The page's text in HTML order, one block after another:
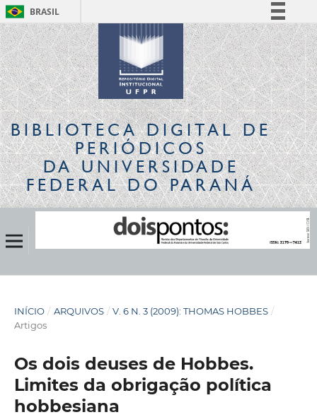
BRASIL
Simplifique!
Comunica BR
Participe
Acesso à informação
Legislação
Canais
BIBLIOTECA DIGITALDE
PERIÓDICOS
DA UNIVERSIDADE
FEDERAL DO PARANÁ
INÍCIO / ARQUIVOS / V. 6 N. 3 (2009): THOMAS HOBBES /
Artigos
Os dois deuses de Hobbes.
Limites da obrigação política
hobbesiana